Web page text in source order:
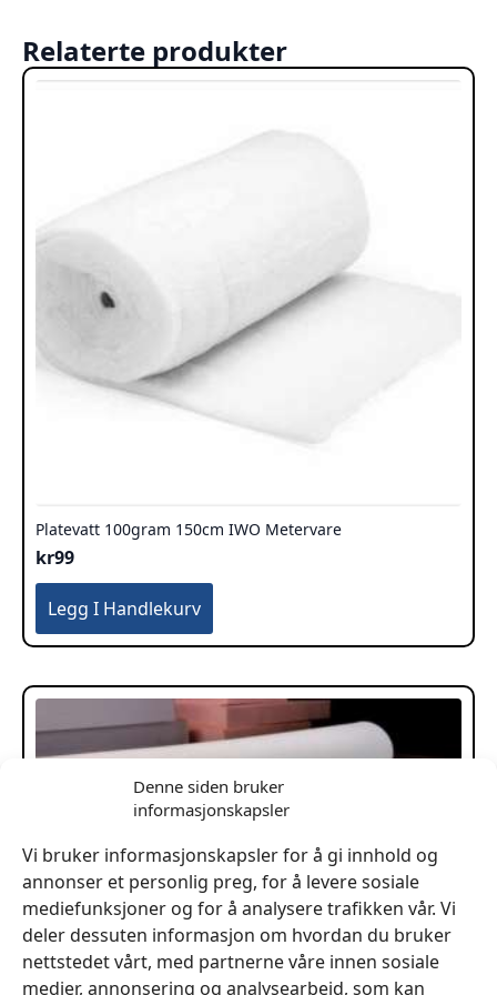
Denne siden bruker
informasjonskapsler
Vi bruker informasjonskapsler for å gi innhold og
annonser et personlig preg, for å levere sosiale
mediefunksjoner og for å analysere trafikken vår. Vi
deler dessuten informasjon om hvordan du bruker
nettstedet vårt, med partnerne våre innen sosiale
medier, annonsering og analysearbeid, som kan
Relaterte produkter
Platevatt 100gram 150cm IWO Metervare
kr99
Legg I Handlekurv